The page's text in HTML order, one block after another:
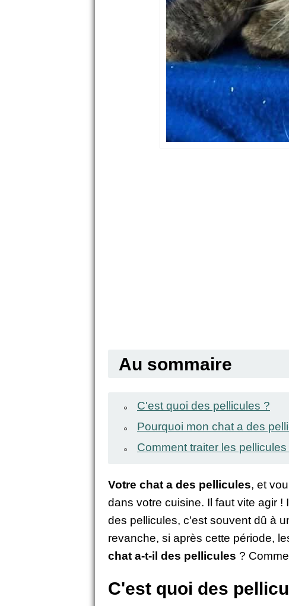
Au sommaire
C'est quoi des pellicules ?
Pourquoi mon chat a des
Comment traiter les
Votre chat a des pellicules, et
dans votre cuisine. Il faut vite agir
des pellicules, c'est souvent dû à
revanche, si après cette période,
chat a-t-il des pellicules ?
C'est quoi des